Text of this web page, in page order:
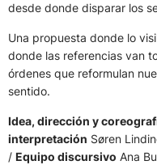
desde donde disparar los
Una propuesta donde lo
donde las referencias van
órdenes que reformulan
sentido.
Idea, dirección y
interpretación Søren
/ Equipo discursivo Ana